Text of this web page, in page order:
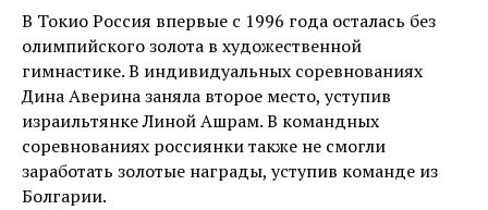
В Токио Россия впервые с 1996 года осталась без
олимпийского золота в художественной
гимнастике. В индивидуальных соревнованиях
Дина Аверина заняла второе место, уступив
израильтянке Линой Ашрам. В командных
соревнованиях россиянки также не смогли
заработать золотые награды, уступив команде из
Болгарии.